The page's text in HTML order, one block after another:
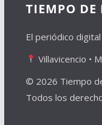
TIEMPO DE
El periódico
Villavicencio •
© 2026 Tiempo
Todos los